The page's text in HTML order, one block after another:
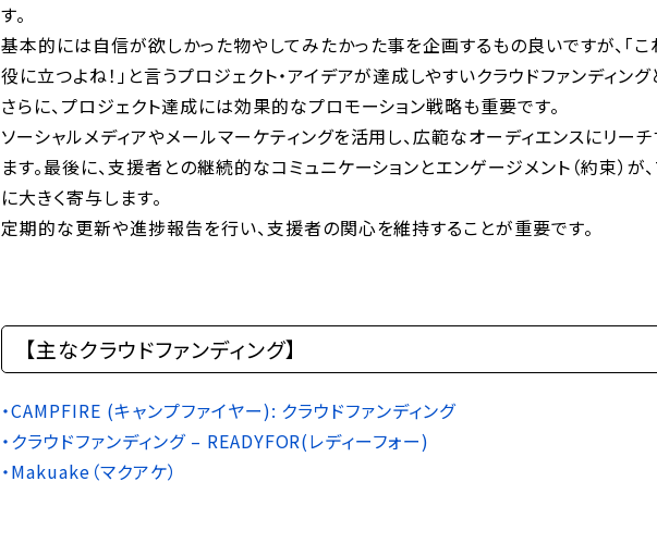
す。
基本的には自信が欲しかった物やしてみたかった事を企画するもの良いですが、「
役に立つよね！」と言うプロジェクト・アイデアが達成しやすいクラウドファンディング
さらに、プロジェクト達成には効果的なプロモーション戦略も重要です。
ソーシャルメディアやメールマーケティングを活用し、広範なオーディエンスにリー
ます。最後に、支援者との継続的なコミュニケーションとエンゲージメント（約束）が
に大きく寄与します。
定期的な更新や進捗報告を行い、支援者の関心を維持することが重要です。
【主なクラウドファンディング】
・CAMPFIRE (キャンプファイヤー): クラウドファンディング
・クラウドファンディング – READYFOR(レディーフォー)
・Makuake（マクアケ）